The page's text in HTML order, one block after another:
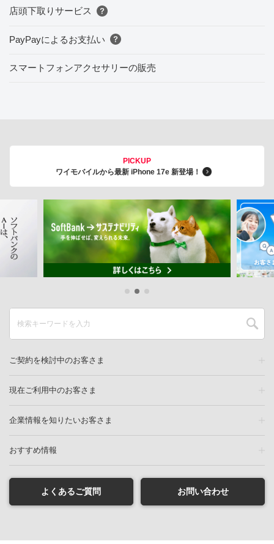
店頭下取りサービス
PayPayによるお支払い
スマートフォンアクセサリーの販売
PICKUP
ワイモバイルから最新 iPhone 17e 新登場！
ご契約を検討中のお客さま
現在ご利用中のお客さま
企業情報を知りたいお客さま
おすすめ情報
よくあるご質問 お問い合わせ